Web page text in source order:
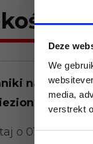
Deze
We
media,
verstrekt
i
na odpady
szybko
o 01:00 nad